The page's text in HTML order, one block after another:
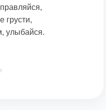
грусти,
улыбайся.